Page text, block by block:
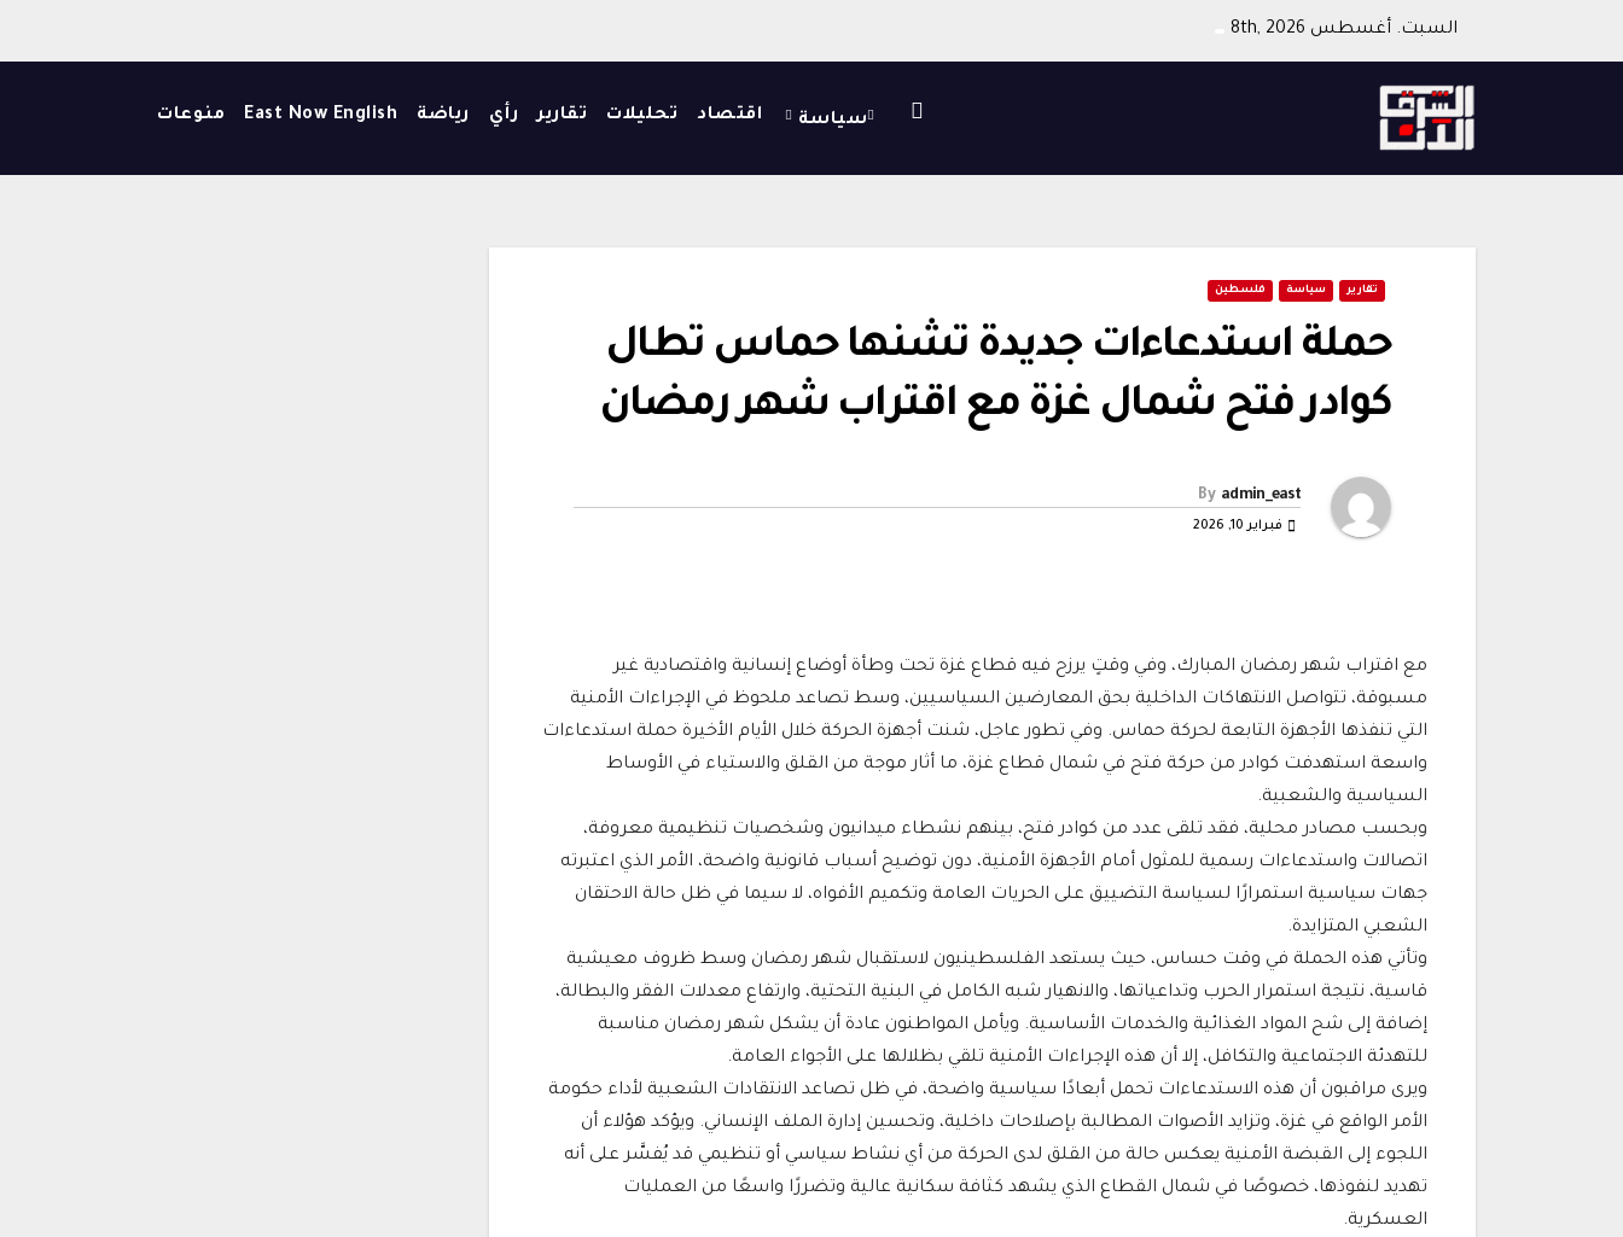
السبت. أغسطس 8th, 2026
سياسة اقتصاد تحليلات تقارير رأي رياضة East Now English منوعات
تقارير سياسة فلسطين
حملة استدعاءات جديدة تشنها حماس تطال
كوادر فتح شمال غزة مع اقتراب شهر رمضان
By admin_east
فبراير 10, 2026
مع اقتراب شهر رمضان المبارك، وفي وقتٍ يرزح فيه قطاع غزة تحت وطأة أوضاع إنسانية واقتصادية غير
مسبوقة، تتواصل الانتهاكات الداخلية بحق المعارضين السياسيين، وسط تصاعد ملحوظ في الإجراءات الأمنية
التي تنفذها الأجهزة التابعة لحركة حماس. وفي تطور عاجل، شنت أجهزة الحركة خلال الأيام الأخيرة حملة استدعاءات
واسعة استهدفت كوادر من حركة فتح في شمال قطاع غزة، ما أثار موجة من القلق والاستياء في الأوساط
السياسية والشعبية.
وبحسب مصادر محلية، فقد تلقى عدد من كوادر فتح، بينهم نشطاء ميدانيون وشخصيات تنظيمية معروفة،
اتصالات واستدعاءات رسمية للمثول أمام الأجهزة الأمنية، دون توضيح أسباب قانونية واضحة، الأمر الذي اعتبرته
جهات سياسية استمرارًا لسياسة التضييق على الحريات العامة وتكميم الأفواه، لا سيما في ظل حالة الاحتقان
الشعبي المتزايدة.
وتأتي هذه الحملة في وقت حساس، حيث يستعد الفلسطينيون لاستقبال شهر رمضان وسط ظروف معيشية
قاسية، نتيجة استمرار الحرب وتداعياتها، والانهيار شبه الكامل في البنية التحتية، وارتفاع معدلات الفقر والبطالة،
إضافة إلى شح المواد الغذائية والخدمات الأساسية. ويأمل المواطنون عادة أن يشكل شهر رمضان مناسبة
للتهدئة الاجتماعية والتكافل، إلا أن هذه الإجراءات الأمنية تلقي بظلالها على الأجواء العامة.
ويرى مراقبون أن هذه الاستدعاءات تحمل أبعادًا سياسية واضحة، في ظل تصاعد الانتقادات الشعبية لأداء حكومة
الأمر الواقع في غزة، وتزايد الأصوات المطالبة بإصلاحات داخلية، وتحسين إدارة الملف الإنساني. ويؤكد هؤلاء أن
اللجوء إلى القبضة الأمنية يعكس حالة من القلق لدى الحركة من أي نشاط سياسي أو تنظيمي قد يُفسَّر على أنه
تهديد لنفوذها، خصوصًا في شمال القطاع الذي يشهد كثافة سكانية عالية وتضررًا واسعًا من العمليات
العسكرية.